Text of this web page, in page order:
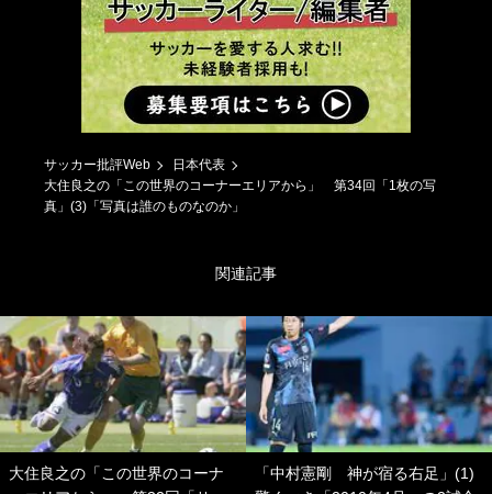
サッカー批評Web
日本代表
大住良之の「この世界のコーナーエリアから」 第34回「1枚の写
真」(3)「写真は誰のものなのか」
関連記事
大住良之の「この世界のコーナ
「中村憲剛 神が宿る右足」(1)